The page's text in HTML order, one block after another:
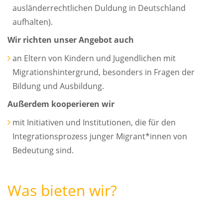
ausländerrechtlichen Duldung in Deutschland
aufhalten).
Wir richten unser Angebot auch
an Eltern von Kindern und Jugendlichen mit
Migrationshintergrund, besonders in Fragen der
Bildung und Ausbildung.
Außerdem kooperieren wir
mit Initiativen und Institutionen, die für den
Integrationsprozess junger Migrant*innen von
Bedeutung sind.
Was bieten wir?